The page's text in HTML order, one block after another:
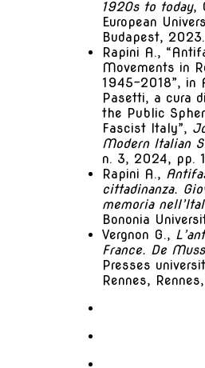
1920s to today,
European
Budapest, 2023.
Rapini A.,
Movements in
1945-2018”, in
Pasetti, a cura
the Public
Fascist Italy”,
Modern Italian
n. 3, 2024, pp.
Rapini A.,
cittadinanza.
memoria
Bononia
Vergnon G.,
France. De
Presses
Rennes,